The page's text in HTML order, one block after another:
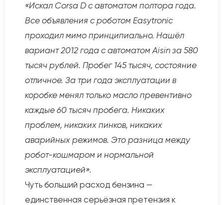
«Искал Corsa D с автоматом полтора года.
Все объявления с роботом Easytronic
проходил мимо принципиально. Нашёл
вариант 2012 года с автоматом Aisin за 580
тысяч рублей. Пробег 145 тысяч, состояние
отличное. За три года эксплуатации в
коробке менял только масло превентивно
каждые 60 тысяч пробега. Никаких
проблем, никаких пинков, никаких
аварийных режимов. Это разница между
робот-кошмаром и нормальной
эксплуатацией».
Чуть больший расход бензина —
единственная серьёзная претензия к